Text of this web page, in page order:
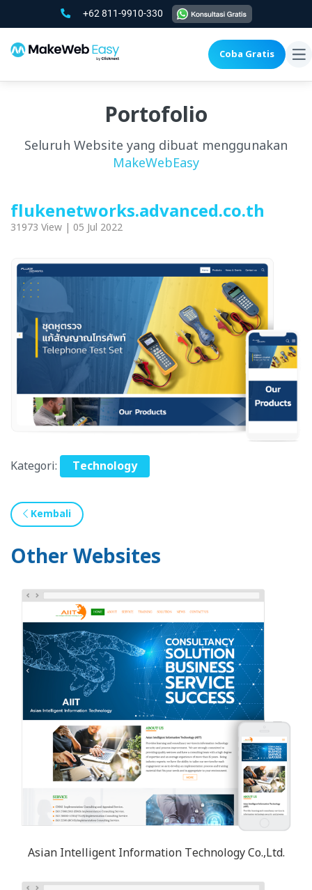
+62 811-9910-330
Coba Gratis
Portofolio
Seluruh Website yang dibuat menggunakan
MakeWebEasy
flukenetworks.advanced.co.th
31973 View | 05 Jul 2022
Kategori: Technology
Kembali
Other Websites
Asian Intelligent Information Technology Co.,Ltd.